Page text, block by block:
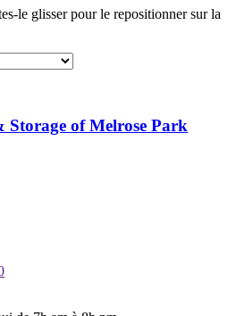
le glisser pour le repositionner sur la
of Melrose Park